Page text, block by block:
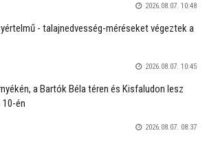
2026.08.07. 10:48
- talajnedvesség-méréseket végeztek a
2026.08.07. 10:45
a Bartók Béla téren és Kisfaludon lesz
én
2026.08.07. 08:37